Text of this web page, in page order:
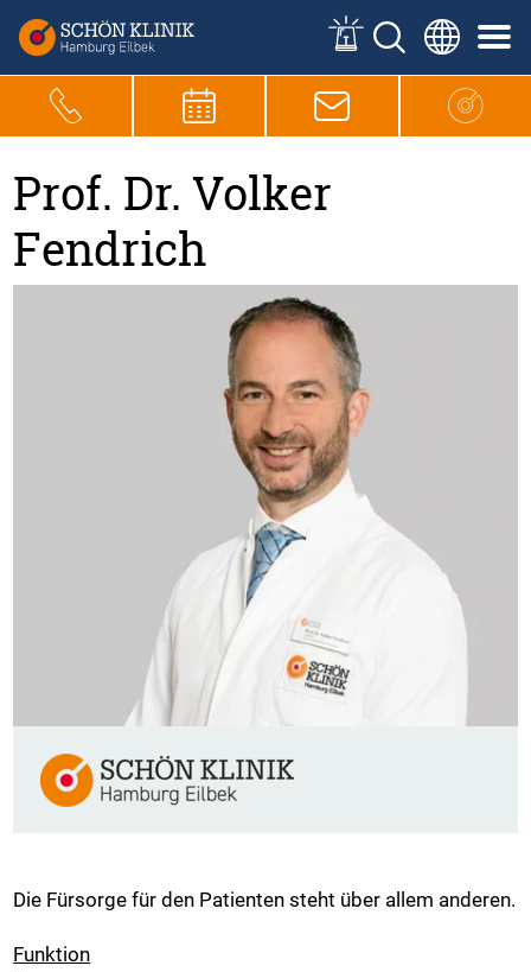
Prof. Dr. Volker
Fendrich
Die Fürsorge für den Patienten steht über allem anderen.
Funktion